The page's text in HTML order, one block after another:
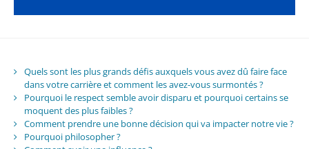
Quels sont les plus grands défis auxquels vous avez dû faire face
dans votre carrière et comment les avez-vous surmontés ?
Pourquoi le respect semble avoir disparu et pourquoi certains se
moquent des plus faibles ?
Comment prendre une bonne décision qui va impacter notre vie ?
Pourquoi philosopher ?